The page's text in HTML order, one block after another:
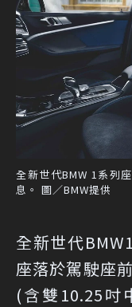
全新世代BMW 1系列
息。 圖／BMW提供
全新世代
座落於駕駛座
(含雙10.25吋